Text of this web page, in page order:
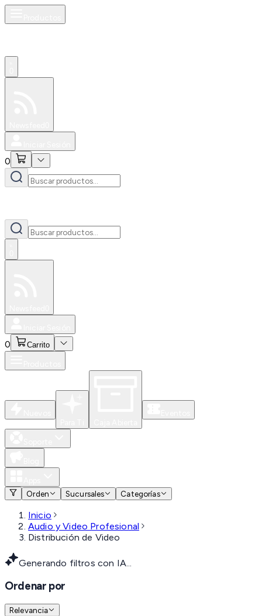
0
0 Carrito
Orden
Sucursales Categorías
Inicio
Audio y Video Profesional
Distribución de Video
Generando filtros con IA...
Ordenar por
Relevancia